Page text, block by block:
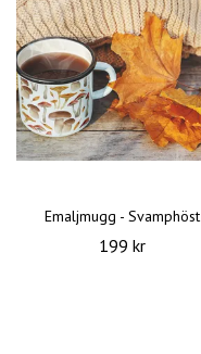
Emaljmugg - Svamphöst
199 kr